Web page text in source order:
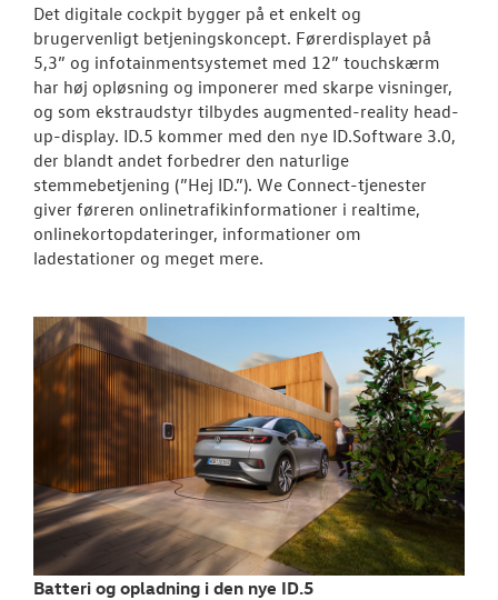
Det digitale cockpit bygger på et enkelt og
brugervenligt betjeningskoncept. Førerdisplayet på
5,3” og infotainmentsystemet med 12” touchskærm
har høj opløsning og imponerer med skarpe visninger,
og som ekstraudstyr tilbydes augmented-reality head-
up-display. ID.5 kommer med den nye ID.Software 3.0,
der blandt andet forbedrer den naturlige
stemmebetjening (”Hej ID.”). We Connect-tjenester
giver føreren onlinetrafikinformationer i realtime,
onlinekortopdateringer, informationer om
ladestationer og meget mere.
Batteri og opladning i den nye ID.5